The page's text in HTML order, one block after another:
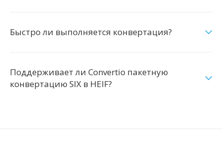
Быстро ли выполняется конвертация?
Поддерживает ли Convertio пакетную
конвертацию SIX в HEIF?